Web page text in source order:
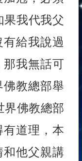
果我代我父
給我說過
我無話可
教總部舉
界佛教總部
道理，本
他父親講